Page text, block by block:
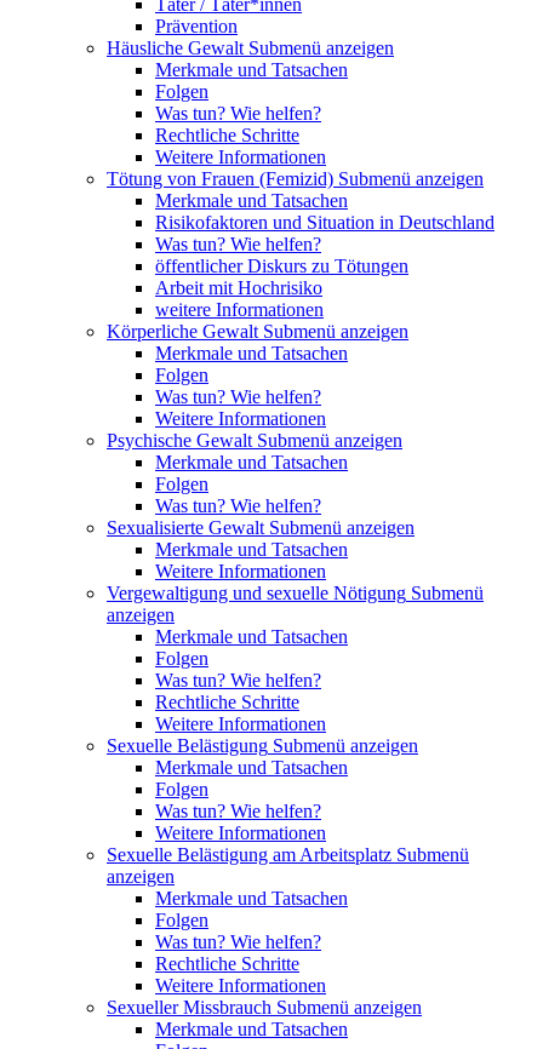
Täter / Täter*innen
Prävention
Häusliche Gewalt Submenü anzeigen
Merkmale und Tatsachen
Folgen
Was tun? Wie helfen?
Rechtliche Schritte
Weitere Informationen
Tötung von Frauen (Femizid) Submenü anzeigen
Merkmale und Tatsachen
Risikofaktoren und Situation in Deutschland
Was tun? Wie helfen?
öffentlicher Diskurs zu Tötungen
Arbeit mit Hochrisiko
weitere Informationen
Körperliche Gewalt Submenü anzeigen
Merkmale und Tatsachen
Folgen
Was tun? Wie helfen?
Weitere Informationen
Psychische Gewalt Submenü anzeigen
Merkmale und Tatsachen
Folgen
Was tun? Wie helfen?
Sexualisierte Gewalt Submenü anzeigen
Merkmale und Tatsachen
Weitere Informationen
Vergewaltigung und sexuelle Nötigung Submenü
anzeigen
Merkmale und Tatsachen
Folgen
Was tun? Wie helfen?
Rechtliche Schritte
Weitere Informationen
Sexuelle Belästigung Submenü anzeigen
Merkmale und Tatsachen
Folgen
Was tun? Wie helfen?
Weitere Informationen
Sexuelle Belästigung am Arbeitsplatz Submenü
anzeigen
Merkmale und Tatsachen
Folgen
Was tun? Wie helfen?
Rechtliche Schritte
Weitere Informationen
Sexueller Missbrauch Submenü anzeigen
Merkmale und Tatsachen